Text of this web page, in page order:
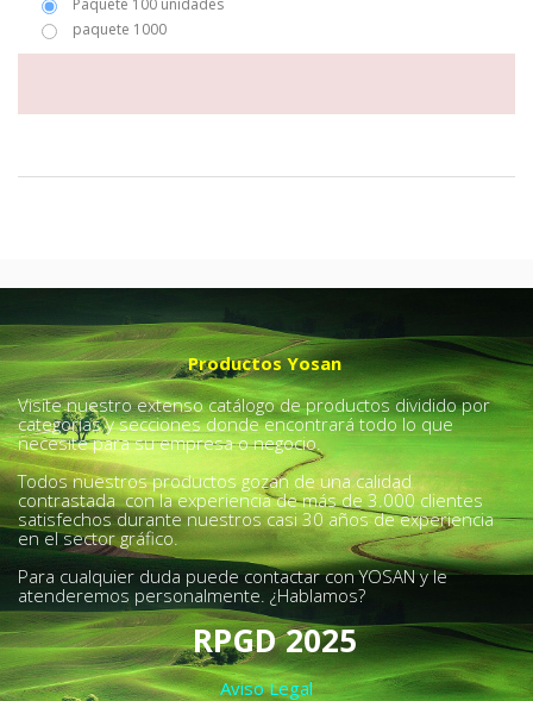
Paquete 100 unidades
paquete 1000
Productos Yosan
Visite nuestro extenso catálogo de productos dividido por
categorías y secciones donde encontrará todo lo que
necesite para su empresa o negocio.
Todos nuestros productos gozan de una calidad
contrastada con la experiencia de más de 3.000 clientes
satisfechos durante nuestros casi 30 años de experiencia
en el sector gráfico.
Para cualquier duda puede contactar con YOSAN y le
atenderemos personalmente. ¿Hablamos?
RPGD 2025
Aviso Legal